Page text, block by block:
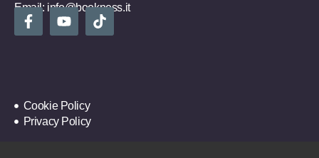
Email: info@bookness.it
Cookie Policy
Privacy Policy